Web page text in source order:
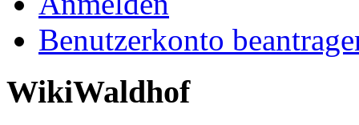
Benutzerkonto
WikiWaldhof